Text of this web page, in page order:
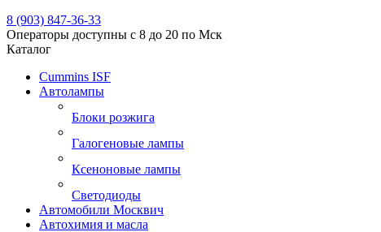
8 (903) 847-36-33
Операторы доступны с 8 до 20 по Мск
Каталог
Cummins ISF
Автолампы
Блоки розжига
Галогеновые лампы
Ксеноновые лампы
Светодиоды
Автомобили Москвич
Автохимия и масла